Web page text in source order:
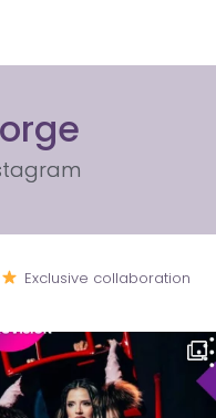
Exclusive collaboration